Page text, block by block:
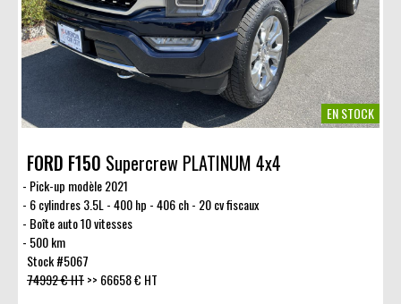
EN STOCK
FORD F150 Supercrew PLATINUM 4x4
Pick-up modèle 2021
6 cylindres 3.5L - 400 hp - 406 ch - 20 cv fiscaux
Boîte auto 10 vitesses
500 km
Stock #5067
74992 € HT>> 66658 € HT